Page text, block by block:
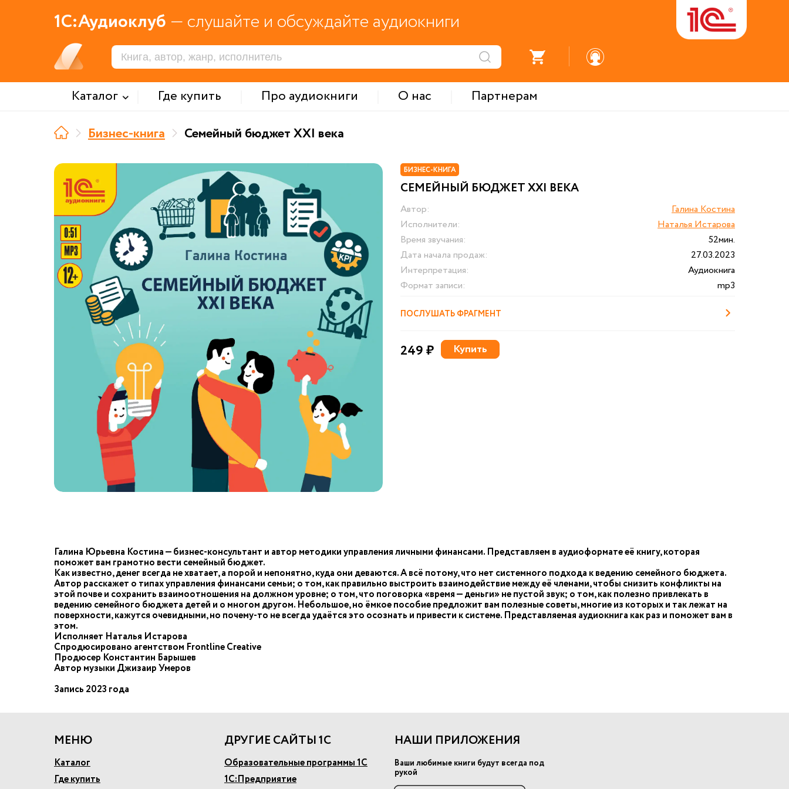
1С:Аудиоклуб — слушайте и обсуждайте аудиокниги
Каталог Где купить Про аудиокниги О нас
Партнерам
Бизнес-книга
Семейный бюджет XXI века
БИЗНЕС-КНИГА
СЕМЕЙНЫЙ БЮДЖЕТ XXI ВЕКА
Автор:
Галина Костина
Исполнители:
Наталья Истарова
Время звучания:
52мин.
Дата начала продаж:
27.03.2023
Интерпретация:
Аудиокнига
Формат записи:
mp3
ПОСЛУШАТЬ ФРАГМЕНТ
249 ₽ Купить
Галина Юрьевна Костина — бизнес-консультант и автор методики управления личными финансами. Представляем в аудиоформате её книгу, которая
поможет вам грамотно вести семейный бюджет.
Как известно, денег всегда не хватает, а порой и непонятно, куда они деваются. А всё потому, что нет системного подхода к ведению семейного бюджета.
Автор расскажет о типах управления финансами семьи; о том, как правильно выстроить взаимодействие между её членами, чтобы снизить конфликты на
этой почве и сохранить взаимоотношения на должном уровне; о том, что поговорка «время — деньги» не пустой звук; о том, как полезно привлекать в
ведению семейного бюджета детей и о многом другом. Небольшое, но ёмкое пособие предложит вам полезные советы, многие из которых и так лежат на
поверхности, кажутся очевидными, но почему-то не всегда удаётся это осознать и привести к системе. Представляемая аудиокнига как раз и поможет вам в
этом.
Исполняет Наталья Истарова
Спродюсировано агентством Frontline Creative
Продюсер Константин Барышев
Автор музыки Джизаир Умеров
Запись 2023 года
МЕНЮ
Каталог
Где купить
ДРУГИЕ САЙТЫ 1С
Образовательные программы 1С
1С:Предприятие
НАШИ ПРИЛОЖЕНИЯ
Ваши любимые книги будут всегда под
рукой